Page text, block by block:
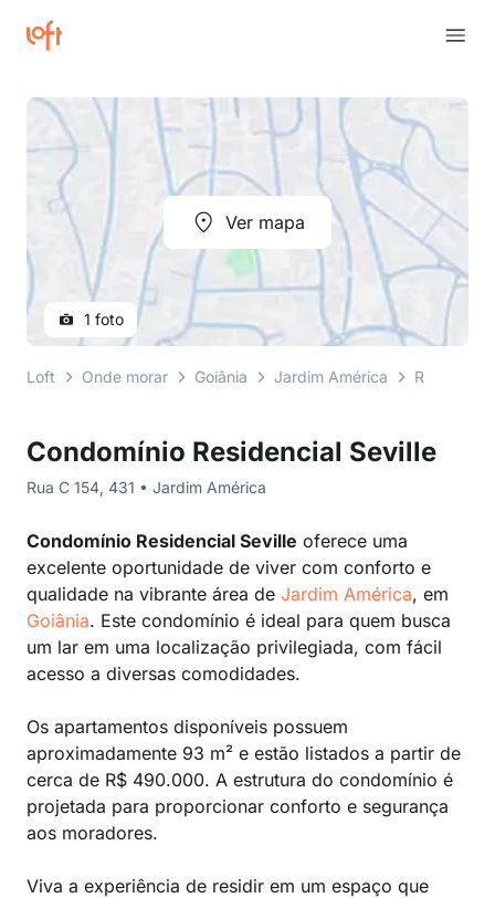
Condomínio Residencial Seville
Rua C 154, 431 • Jardim América
Condomínio Residencial Seville oferece uma
excelente oportunidade de viver com conforto e
qualidade na vibrante área de Jardim América, em
Goiânia. Este condomínio é ideal para quem busca
um lar em uma localização privilegiada, com fácil
acesso a diversas comodidades.
Os apartamentos disponíveis possuem
aproximadamente 93 m² e estão listados a partir de
cerca de R$ 490.000. A estrutura do condomínio é
projetada para proporcionar conforto e segurança
aos moradores.
Viva a experiência de residir em um espaço que
Ver mapa
1 foto
Loft Onde morar Goiânia Jardim América Rua C 154